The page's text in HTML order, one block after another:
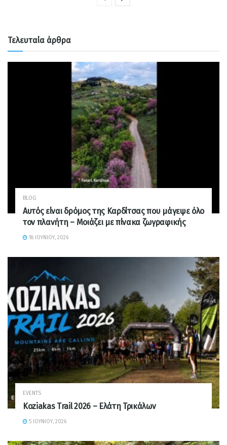
Τελευταία άρθρα
BLOG
Αυτός είναι δρόμος της Καρδίτσας που μάγεψε όλο
τον πλανήτη – Μοιάζει με πίνακα ζωγραφικής
18 ΙΟΥΝΊΟΥ, 2026
EVENTS
Koziakas Trail 2026 – Ελάτη Τρικάλων
5 ΙΟΥΝΊΟΥ, 2026